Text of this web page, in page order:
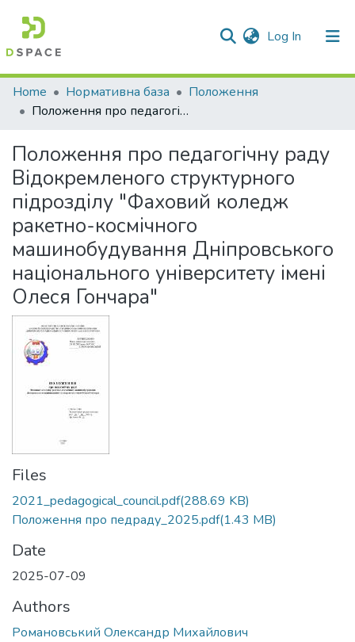
Log In (current)
Communities & Collections
Statistics
Home Нормативна база
Положення
Положення про педагогічну раду Відокремленого структурного підрозділу "Фаховий коледж ракетно-космічного машинобудування Дніпровського національного університету імені Олеся Гончара"
Положення про педагогічну раду
Відокремленого структурного
підрозділу "Фаховий коледж
ракетно-космічного
машинобудування Дніпровського
національного університету імені
Олеся Гончара"
Files
2021_pedagogical_council.pdf(288.69 KB)
Положення про педраду_2025.pdf(1.43 MB)
Date
2025-07-09
Authors
Романовський Олександр Михайлович